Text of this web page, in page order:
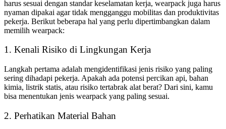
harus sesuai dengan standar keselamatan kerja, wearpack juga harus
nyaman dipakai agar tidak mengganggu mobilitas dan produktivitas
pekerja. Berikut beberapa hal yang perlu dipertimbangkan dalam
memilih wearpack:
1. Kenali Risiko di Lingkungan Kerja
Langkah pertama adalah mengidentifikasi jenis risiko yang paling
sering dihadapi pekerja. Apakah ada potensi percikan api, bahan
kimia, listrik statis, atau risiko tertabrak alat berat? Dari sini, kamu
bisa menentukan jenis wearpack yang paling sesuai.
2. Perhatikan Material Bahan